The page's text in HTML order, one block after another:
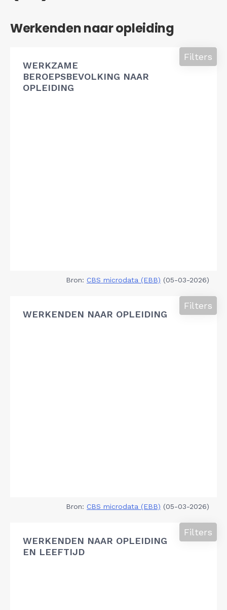
Werkenden naar opleiding
WERKZAME
BEROEPSBEVOLKING NAAR
OPLEIDING
Filters
Bron: CBS microdata (EBB) (05-03-2026)
WERKENDEN NAAR OPLEIDING
Filters
Bron: CBS microdata (EBB) (05-03-2026)
WERKENDEN NAAR OPLEIDING
EN LEEFTIJD
Filters